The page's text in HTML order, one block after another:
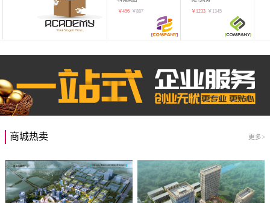
￥456 ￥887 ￥ 1233 ￥ 1345
商城热卖 更多>